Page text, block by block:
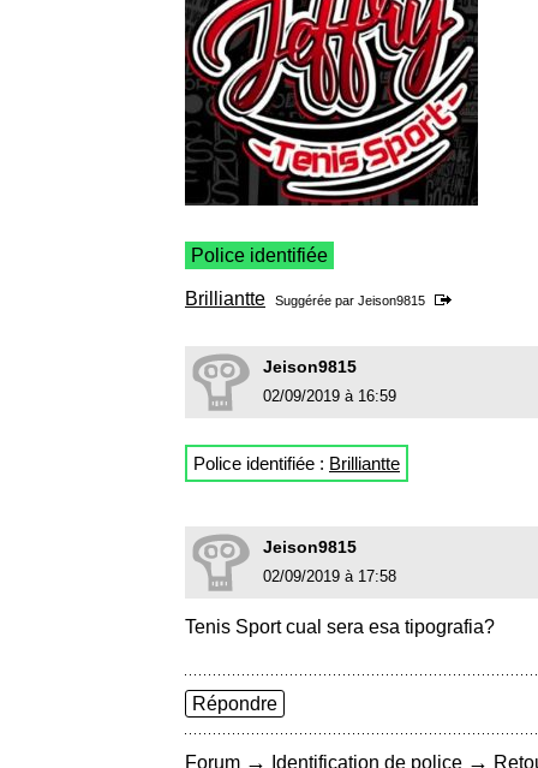
Police identifiée
Brilliantte Suggérée par Jeison9815
Jeison9815
02/09/2019 à 16:59
Police identifiée : Brilliantte
Jeison9815
02/09/2019 à 17:58
Tenis Sport cual sera esa tipografia?
Répondre
Forum → Identification de police →